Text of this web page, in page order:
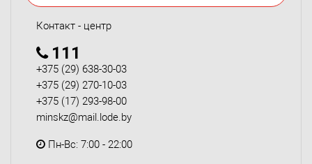
Контакт - центр
111
+375 (29) 638-30-03
+375 (29) 270-10-03
+375 (17) 293-98-00
minskz@mail.lode.by
Пн-Вс: 7:00 - 22:00